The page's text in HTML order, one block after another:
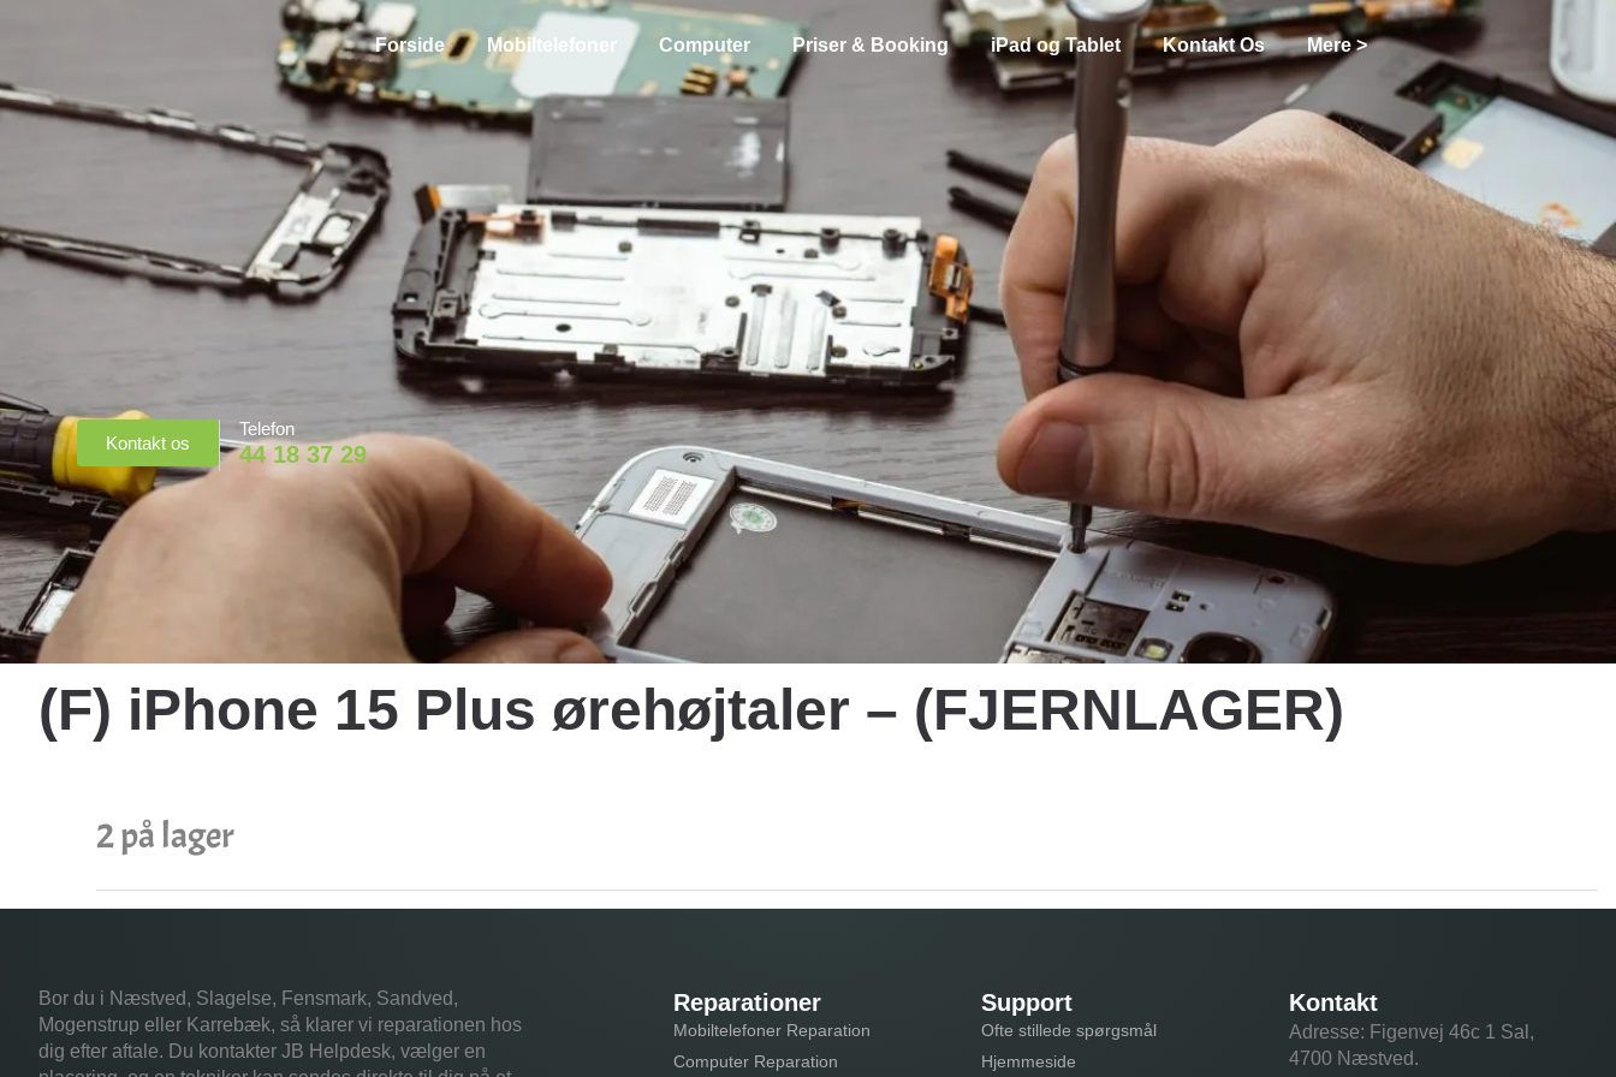
Forside Mobiltelefoner Computer Priser & Booking iPad og Tablet Kontakt Os Mere >
Kontakt os
Telefon
44 18 37 29
(F) iPhone 15 Plus ørehøjtaler – (FJERNLAGER)
2 på lager
Bor du i Næstved, Slagelse, Fensmark, Sandved,
Mogenstrup eller Karrebæk, så klarer vi reparationen hos
dig efter aftale. Du kontakter JB Helpdesk, vælger en
Reparationer
Mobiltelefoner Reparation
Computer Reparation
Support
Ofte stillede spørgsmål
Hjemmeside
Kontakt
Adresse: Figenvej 46c 1 Sal,
4700 Næstved.